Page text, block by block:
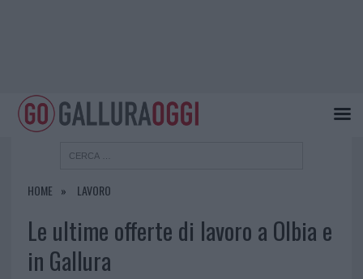
HOME LAVORO
Le ultime offerte di lavoro a Olbia e
in Gallura